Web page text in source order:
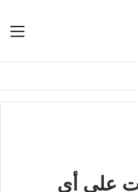
على أي